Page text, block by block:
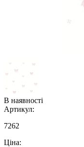
В наявності
Артикул:
7262
Ціна: